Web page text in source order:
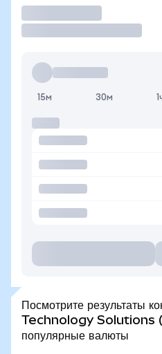
15м 30м
Посмотрите результаты
Technology Solutions
популярные валюты